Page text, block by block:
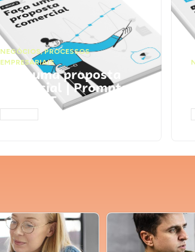
NEGÓCIOS,PROCESSOS
EMPRESARIAIS
Faça uma proposta
comercial | Prompts
ChatGPT